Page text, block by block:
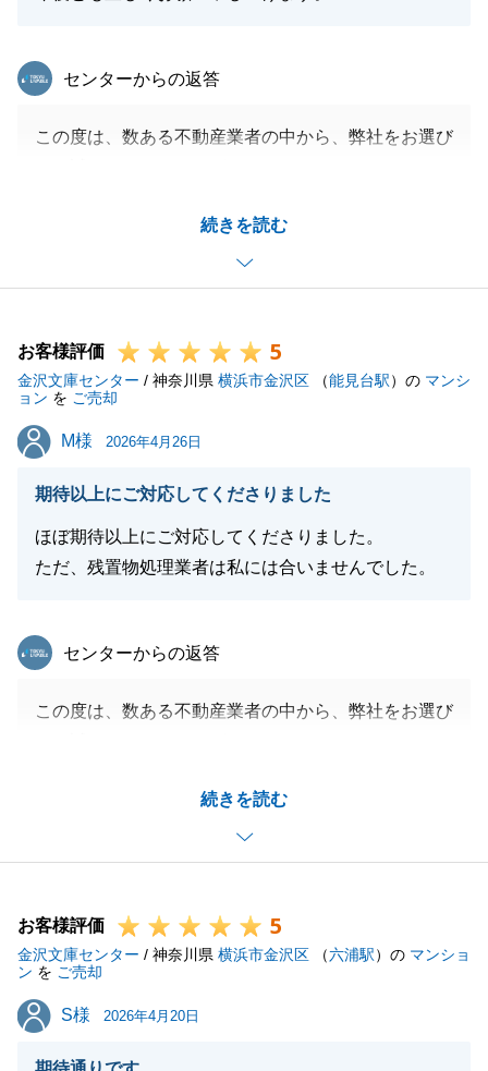
閉じる
続きを読む
東急リバブル
センターからの返答
この度は、数ある不動産業者の中から、弊社をお選び
協力頂けたことでスムーズに取引を進めることが出来
また何かございましたらいつでもお気軽にご連絡を頂
お客様評価 5
金沢文庫センター / 神奈川県 横浜市金沢区 （能見台駅）の マンシ
ョン を ご売却
M様
M様 2026年4月26日
期待以上にご対応してくださりました
ほぼ期待以上にご対応してくださりました。
ただ、残置物処理業者は私には合いませんでした。
続きを読む
東急リバブル
センターからの返答
この度は、数ある不動産業者の中から、弊社をお選び
私自身大変嬉しく思います。
残置物撤去業者様の対応につきましては、連携を図り
ながらより良いものとしていけるよう努めてまいりま
今後ともよろしくお願いいたします。
お客様評価 5
金沢文庫センター / 神奈川県 横浜市金沢区 （六浦駅）の マンショ
ン を ご売却
S様
S様 2026年4月20日